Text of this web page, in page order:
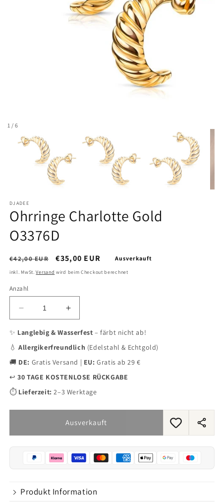
1 / 6
DJADEE
Ohrringe Charlotte Gold
O3376D
Normaler
Preis
€42,00 EUR Verkaufspreis
€35,00 EUR Ausverkauft
inkl. MwSt.Versand wird beim Checkout berechnet
Anzahl
Verringere
die
Menge
Ohrringe
Charlotte
O3376D
Erhöhe
die
Menge
Ohrringe
Charlotte
O3376D
✨ Langlebig & Wasserfest – färbt nicht ab!
💧Allergikerfreundlich (Edelstahl & Echtgold)
🚚 DE: Gratis Versand | EU: Gratis ab 29 €
↩️30 TAGE KOSTENLOSE RÜCKGABE
⏱️ Lieferzeit: 2–3 Werktage
Ausverkauft
Dieses
Produkt Information